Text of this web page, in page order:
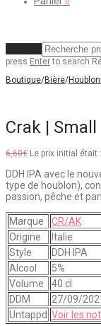
press Enterto search
Boutique/Bière/
Crak |
6,60€ Le prix initial était
DDH IPA avec le
type de houblon),
passion, pêche et
Marque
CR/AK
Origine
Italie
Style
DDH IPA
Alcool
5%
Volume
40 cl
DDM
27/09/
Untappd Voir les